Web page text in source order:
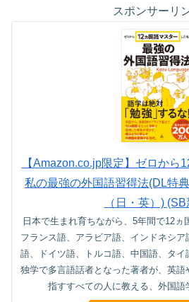
スポンサーリ
【Amazon.co.jp限定】ゼロから
私の最強の外国語習得法(DL特
（日・英）)
日本で生まれ育ちながら、5年間で12ヵ
フランス語、アラビア語、インドネシ
語、ドイツ語、トルコ語、中国語、タ
独学で多言語話者となった著者が、英語
指すすべての人に教える、外国語